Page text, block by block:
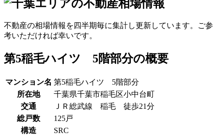
不動産の相場情報を四半期毎に集計し更新しています。ご参
考いただければ幸いです。
第5稲毛ハイツ 5階部分の概要
マンション名 第5稲毛ハイツ 5階部分
所在地
千葉県千葉市稲毛区小中台町
交通
ＪＲ総武線 稲毛 徒歩21分
総戸数
125戸
構造
SRC